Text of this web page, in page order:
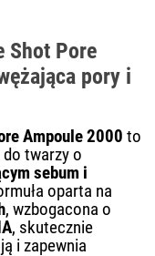
Shot Pore
pory i
Ampoule 2000 to
do twarzy o
sebum i
oparta na
, wzbogacona o
, skutecznie
i zapewnia